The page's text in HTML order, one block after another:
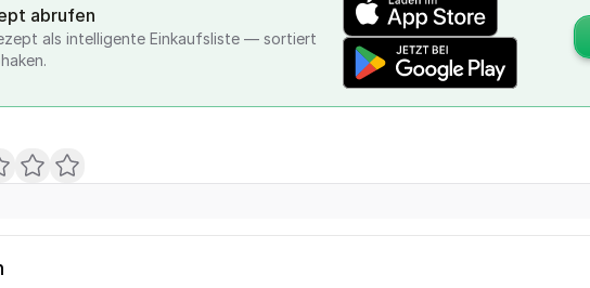
abrufen
als intelligente Einkaufsliste — sortiert